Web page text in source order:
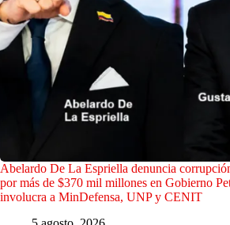
Abelardo De La Espriella denuncia
por más de $370 mil millones en Gobierno
involucra a MinDefensa, UNP y CENIT